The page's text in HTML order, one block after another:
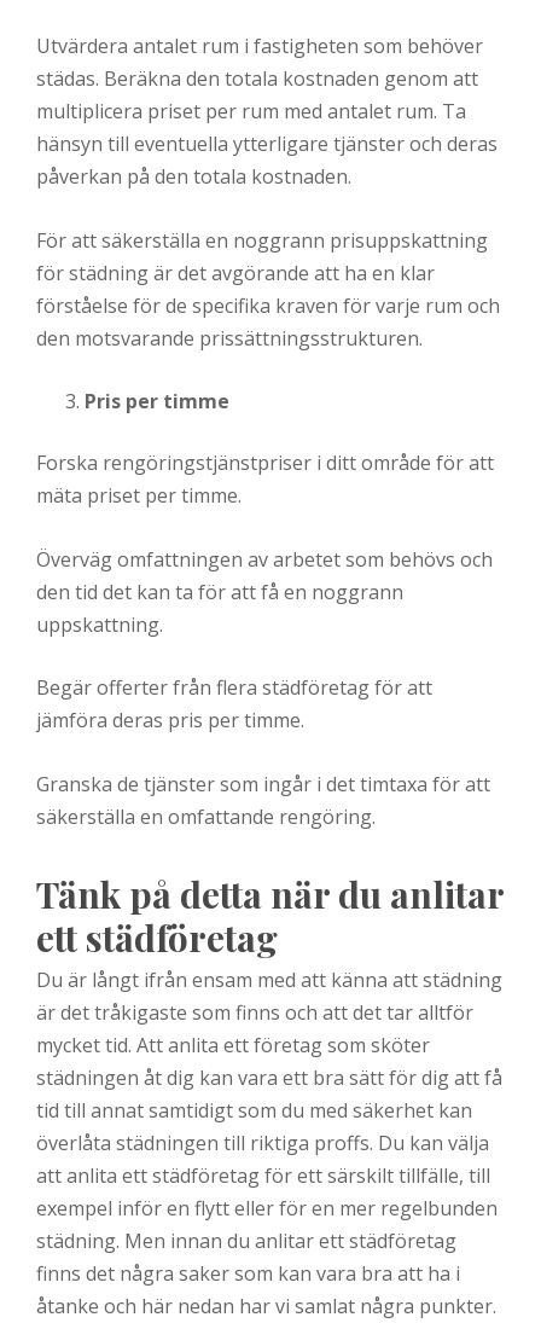
Utvärdera antalet rum i fastigheten som behöver
städas. Beräkna den totala kostnaden genom att
multiplicera priset per rum med antalet rum. Ta
hänsyn till eventuella ytterligare tjänster och deras
påverkan på den totala kostnaden.
För att säkerställa en noggrann prisuppskattning
för städning är det avgörande att ha en klar
förståelse för de specifika kraven för varje rum och
den motsvarande prissättningsstrukturen.
Pris per timme
Forska rengöringstjänstpriser i ditt område för att
mäta priset per timme.
Överväg omfattningen av arbetet som behövs och
den tid det kan ta för att få en noggrann
uppskattning.
Begär offerter från flera städföretag för att
jämföra deras pris per timme.
Granska de tjänster som ingår i det timtaxa för att
säkerställa en omfattande rengöring.
Tänk på detta när du anlitar
ett städföretag
Du är långt ifrån ensam med att känna att städning
är det tråkigaste som finns och att det tar alltför
mycket tid. Att anlita ett företag som sköter
städningen åt dig kan vara ett bra sätt för dig att få
tid till annat samtidigt som du med säkerhet kan
överlåta städningen till riktiga proffs. Du kan välja
att anlita ett städföretag för ett särskilt tillfälle, till
exempel inför en flytt eller för en mer regelbunden
städning. Men innan du anlitar ett städföretag
finns det några saker som kan vara bra att ha i
åtanke och här nedan har vi samlat några punkter.